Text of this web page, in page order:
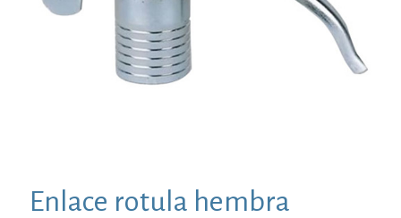
Enlace rotula hembra